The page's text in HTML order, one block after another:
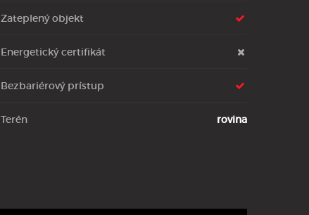
Zateplený objekt
Energetický certifikát
Bezbariérový prístup
Terén rovina